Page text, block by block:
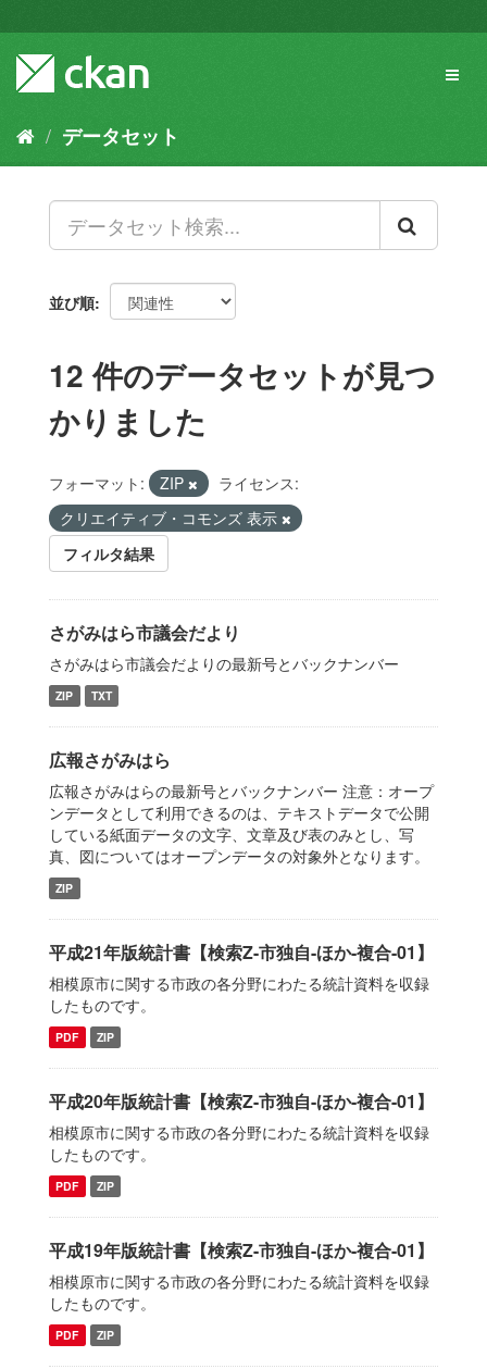
キ
容
データセット
並び順
12 件のデータセットが見つ
かりました
フォーマット: ZIP
ライセンス:
クリエイティブ・コモンズ 表示
フィルタ結果
さがみはら市議会だより
さがみはら市議会だよりの最新号とバックナンバー
ZIP TXT
広報さがみはら
広報さがみはらの最新号とバックナンバー 注意：オープ
ンデータとして利用できるのは、テキストデータで公開
している紙面データの文字、文章及び表のみとし、写
真、図についてはオープンデータの対象外となります。
ZIP
平成21年版統計書【検索Z-市独自-ほか-複合-01】
相模原市に関する市政の各分野にわたる統計資料を収録
したものです。
PDF ZIP
平成20年版統計書【検索Z-市独自-ほか-複合-01】
相模原市に関する市政の各分野にわたる統計資料を収録
したものです。
PDF ZIP
平成19年版統計書【検索Z-市独自-ほか-複合-01】
相模原市に関する市政の各分野にわたる統計資料を収録
したものです。
PDF ZIP